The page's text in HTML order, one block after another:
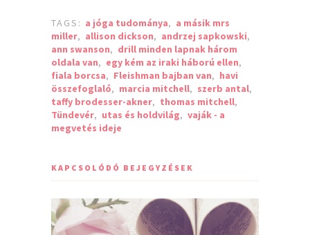
TAGS: a jóga tudománya, a másik mrs
miller, allison dickson, andrzej sapkowski,
ann swanson, drill minden lapnak három
oldala van, egy kém az iraki háború ellen,
fiala borcsa, Fleishman bajban van, havi
összefoglaló, marcia mitchell, szerb antal,
taffy brodesser-akner, thomas mitchell,
Tündevér, utas és holdvilág, vaják - a
megvetés ideje
KAPCSOLÓDÓ BEJEGYZÉSEK